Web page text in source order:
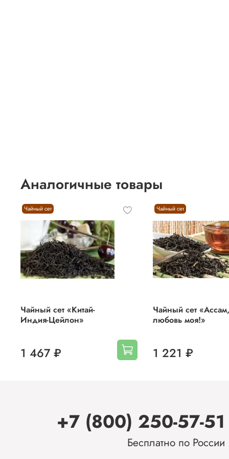
Аналогичные товары
Чайный сет
Чайный сет «Китай-
Индия-Цейлон»
1 467 ₽
Чайный сет
Чайный сет «Ассам,
любовь моя!»
1 221 ₽
+7 (800) 250-57-51
Бесплатно по России